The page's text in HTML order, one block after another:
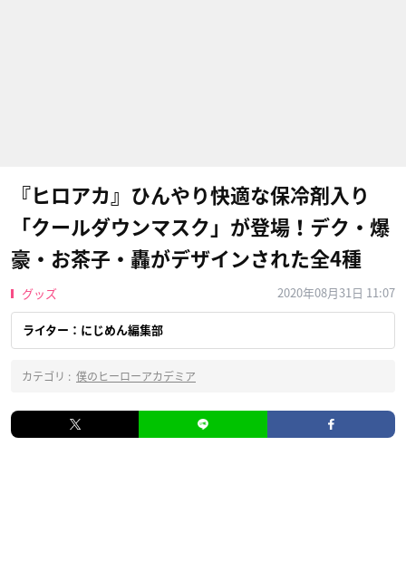
『ヒロアカ』ひんやり快適な保冷剤入り
「クールダウンマスク」が登場！デク・爆
豪・お茶子・轟がデザインされた全4種
グッズ 2020年08月31日 11:07
ライター：にじめん編集部
カテゴリ : 僕のヒーローアカデミア